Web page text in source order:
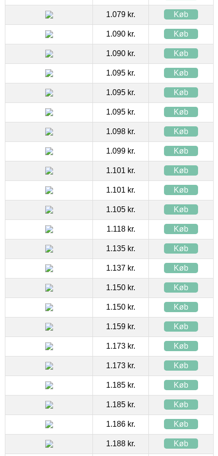
1.079 kr. Køb
1.090 kr. Køb
1.090 kr. Køb
1.095 kr. Køb
1.095 kr. Køb
1.095 kr. Køb
1.098 kr. Køb
1.099 kr. Køb
1.101 kr. Køb
1.101 kr. Køb
1.105 kr. Køb
1.118 kr. Køb
1.135 kr. Køb
1.137 kr. Køb
1.150 kr. Køb
1.150 kr. Køb
1.159 kr. Køb
1.173 kr. Køb
1.173 kr. Køb
1.185 kr. Køb
1.185 kr. Køb
1.186 kr. Køb
1.188 kr. Køb